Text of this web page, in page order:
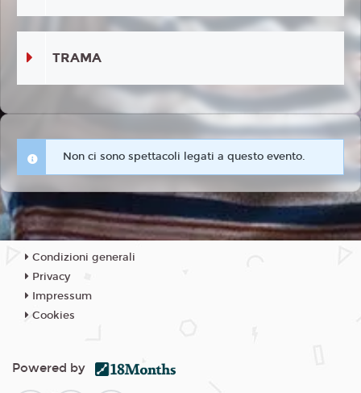
TRAMA
Non ci sono spettacoli legati a questo evento.
Condizioni generali
Privacy
Impressum
Cookies
Powered by